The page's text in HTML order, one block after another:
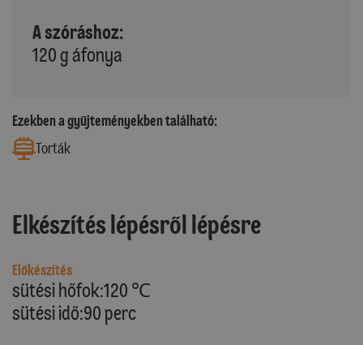
A szóráshoz:
120 g áfonya
Ezekben a gyűjteményekben található:
Torták
Elkészítés lépésről lépésre
Előkészítés
sütési hőfok:120 ℃
sütési idő:90 perc